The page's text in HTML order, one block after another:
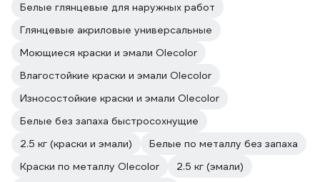
Белые глянцевые для наружных работ
Глянцевые акриловые универсальные
Моющиеся краски и эмали Olecolor
Влагостойкие краски и эмали Olecolor
Износостойкие краски и эмали Olecolor
Белые без запаха быстросохнущие
2.5 кг (краски и эмали)
Белые по металлу без запаха
Краски по металлу Olecolor
2.5 кг (эмали)